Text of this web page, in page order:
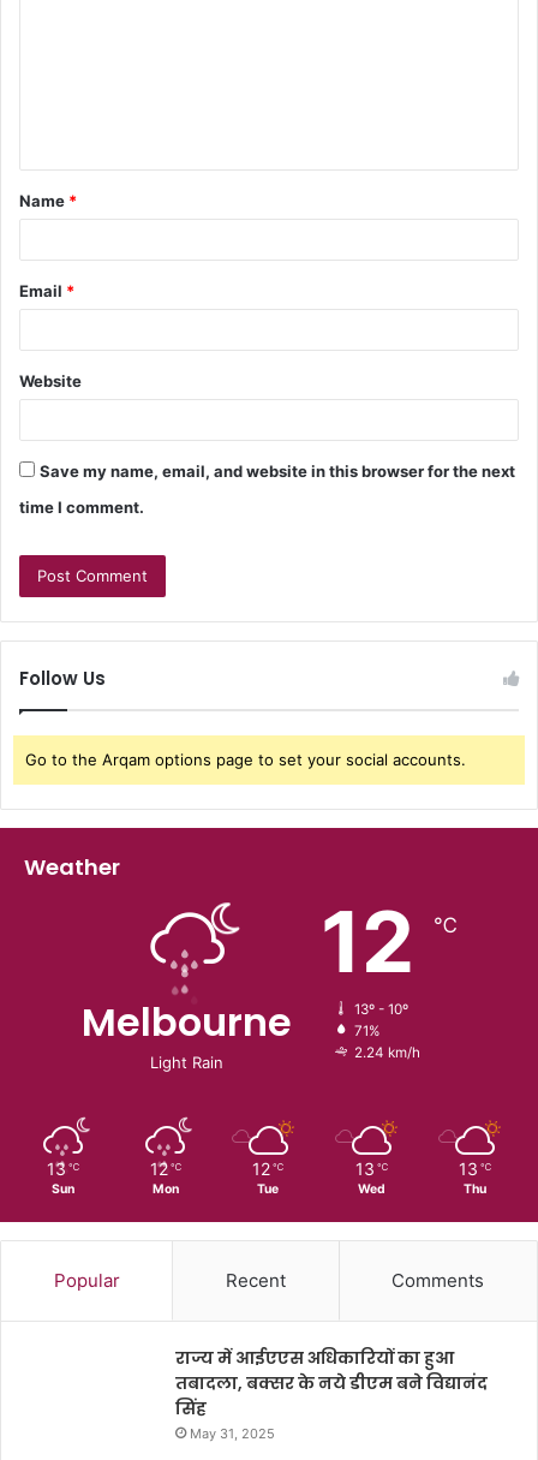
Name *
Email *
Website
Save my name, email, and website in this browser for the next
time I comment.
Follow Us
Go to the Arqam options page to set your social accounts.
Weather
Melbourne
Light Rain
12 ℃
13º - 10º
71%
2.24 km/h
13 ℃
Sun
12 ℃
Mon
12 ℃
Tue
13 ℃
Wed
13 ℃
Thu
Popular Recent Comments
राज्य में आईएएस अधिकारियों का हुआ
तबादला, बक्सर के नये डीएम बने विद्यानंद
सिंह
May 31, 2025